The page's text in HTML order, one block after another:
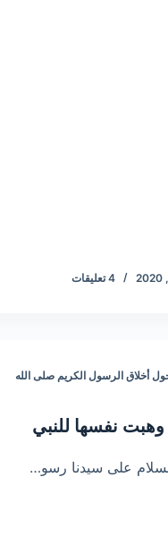
4 تعليقات
أخلاق الرسول الكريم صلى الله
نفسها للنبي
على سيدنا رسو…